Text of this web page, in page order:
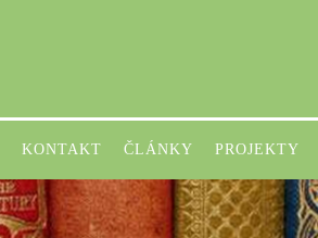
KONTAKT ČLÁNKY PROJEKTY